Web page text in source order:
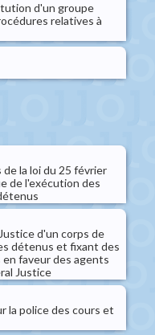
d'un groupe
relatives à
la loi du 25 février
de l'exécution des
d'un corps de
détenus et fixant des
faveur des agents
Justice
la police des cours et